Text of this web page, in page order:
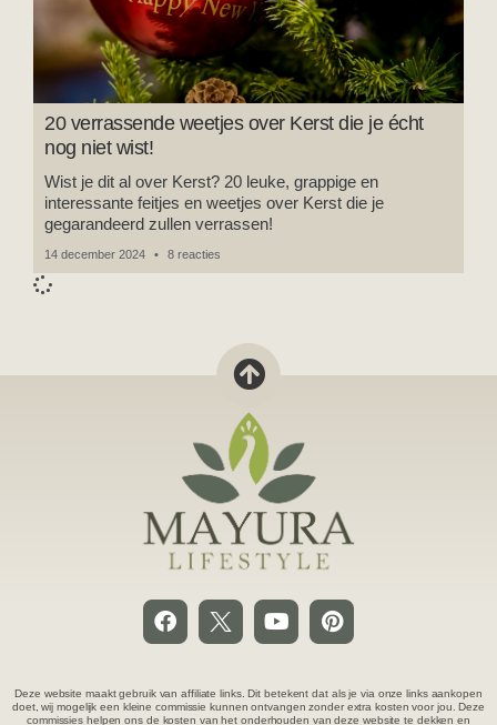
20 verrassende weetjes over Kerst die je écht
nog niet wist!
Wist je dit al over Kerst? 20 leuke, grappige en
interessante feitjes en weetjes over Kerst die je
gegarandeerd zullen verrassen!
14 december 2024 8 reacties
Deze website maakt gebruik van affiliate links. Dit betekent dat als je via onze links aankopen
doet, wij mogelijk een kleine commissie kunnen ontvangen zonder extra kosten voor jou. Deze
commissies helpen ons de kosten van het onderhouden van deze website te dekken en